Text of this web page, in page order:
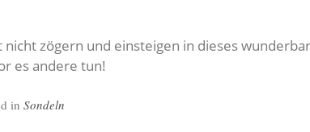
nicht zögern und einsteigen in dieses
es andere tun!
in Sondeln